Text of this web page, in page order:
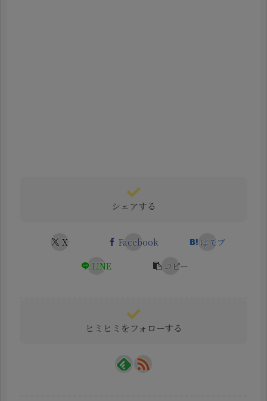
シェアする
X Facebook
はてブ
LINE
コピー
ヒミヒミをフォローする